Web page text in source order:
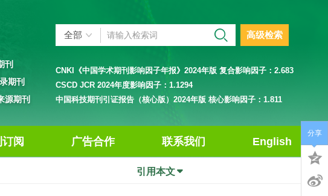
刊
期刊
源期刊
高级检索
CNKI《中国学术期刊影响因子年报》2024年版 复合影响因子： 2.683
CSCD JCR 2024年度影响因子： 1.1294
中国科技期刊引证报告（核心版）2024年版 核心影响因子： 1.811
阅 广告合作 联系我们 English
引用本文
分享